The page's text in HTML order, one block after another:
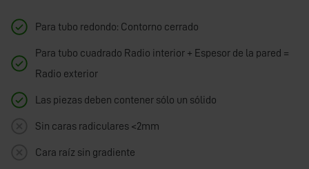
Para tubo redondo: Contorno cerrado
Para tubo cuadrado Radio interior + Espesor de la pared =
Radio exterior
Las piezas deben contener sólo un sólido
Sin caras radiculares <2mm
Cara raíz sin gradiente